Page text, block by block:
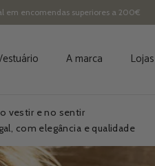
em encomendas superiores a 200€
A marca Lojas
vestir e no sentir
com elegância e qualidade